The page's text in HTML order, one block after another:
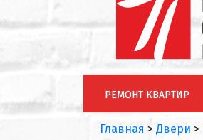
РЕМОНТ КВАРТИР
Главная > Двери >